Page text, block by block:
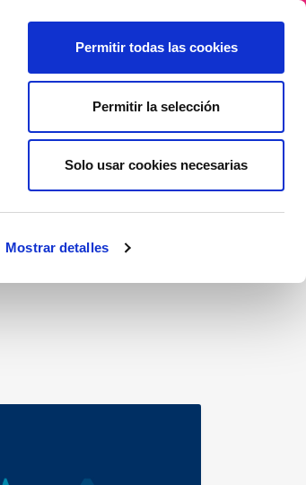
Mostrar detalles
Permitir todas las cookies
Permitir la selección
Solo usar cookies necesarias